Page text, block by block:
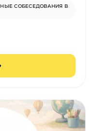
СОБЕСЕДОВАНИЯ В